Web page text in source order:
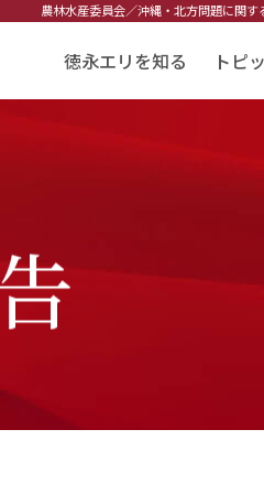
農林水産委員会／沖縄・北方問題に関す
徳永エリを知る トピ